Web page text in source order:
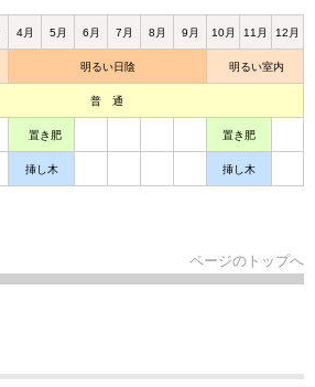
4月 5月 6月 7月 8月 9月 10月 11月 12月
明るい日陰 明るい室内
普 通
置き肥 置き肥
挿し木 挿し木
ページのトップへ